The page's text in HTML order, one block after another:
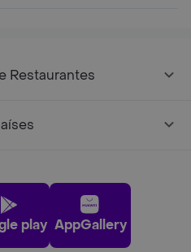
Restaurantes
play AppGallery